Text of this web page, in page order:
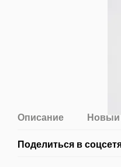
Описание Новый
Поделиться в